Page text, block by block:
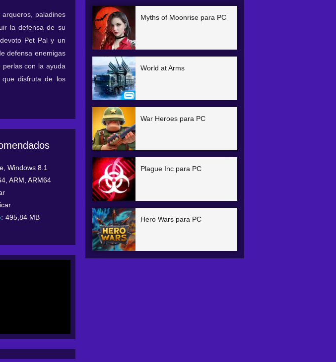
paladines
la defensa de su
Pet Pal y un
defensa enemigas
con la ayuda
disfruta de los
Windows 8.1
ARM, ARM64
495,84 MB
Myths of Moonrise para PC
World at Arms
War Heroes para PC
Plague Inc para PC
Hero Wars para PC